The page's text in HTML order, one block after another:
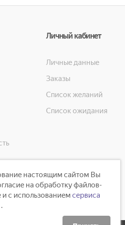
Личный кабинет
Личные данные
Заказы
Список желаний
Список ожидания
настоящим сайтом Вы
на обработку файлов-
и с использованием сервиса
.